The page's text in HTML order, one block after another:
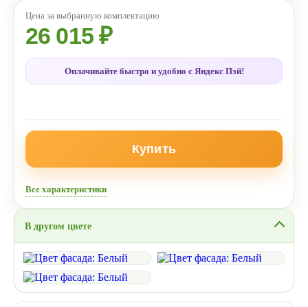
26 015 ₽
Оплачивайте быстро и удобно с Яндекс Пэй!
Купить
Все характеристики
В другом цвете